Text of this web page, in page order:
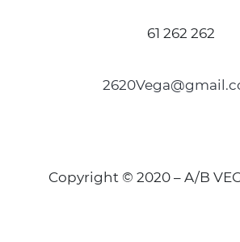
61 262 262
Copyright © 2020 – A/B